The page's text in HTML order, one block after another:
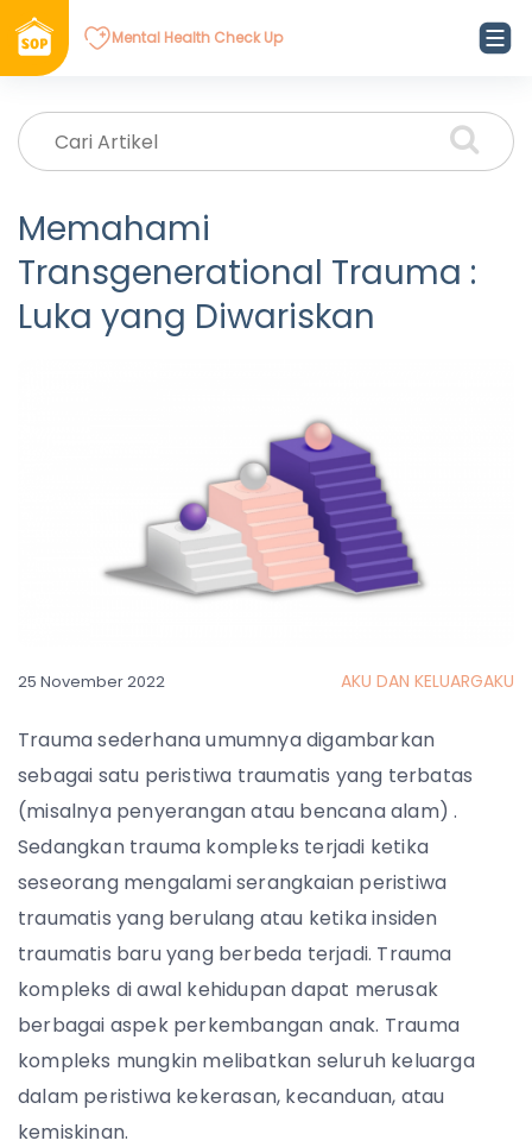
Mental Health Check Up
Memahami
Transgenerational Trauma :
Luka yang Diwariskan
25 November 2022 AKU DAN KELUARGAKU
Trauma sederhana umumnya digambarkan
sebagai satu peristiwa traumatis yang terbatas
(misalnya penyerangan atau bencana alam) .
Sedangkan trauma kompleks terjadi ketika
seseorang mengalami serangkaian peristiwa
traumatis yang berulang atau ketika insiden
traumatis baru yang berbeda terjadi. Trauma
kompleks di awal kehidupan dapat merusak
berbagai aspek perkembangan anak. Trauma
kompleks mungkin melibatkan seluruh keluarga
dalam peristiwa kekerasan, kecanduan, atau
kemiskinan.